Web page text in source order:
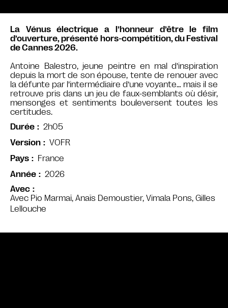
Avec
Avec Pio Marmaï, Anaïs Demoustier, Vimala Pons, Gilles
Lellouche
La Vénus électrique a l’honneur d’être le film
d’ouverture, présenté hors-compétition, du Festival
de Cannes 2026.
Antoine Balestro, jeune peintre en mal d’inspiration
depuis la mort de son épouse, tente de renouer avec
la défunte par l’intermédiaire d’une voyante… mais il se
retrouve pris dans un jeu de faux-semblants où désir,
mensonges et sentiments bouleversent toutes les
certitudes.
Durée
2h05
Version
VOFR
Pays
France
Année
2026